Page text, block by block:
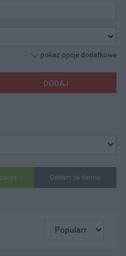
pokaż opcje dodatkowe
DODAJ
Oddam za darmo